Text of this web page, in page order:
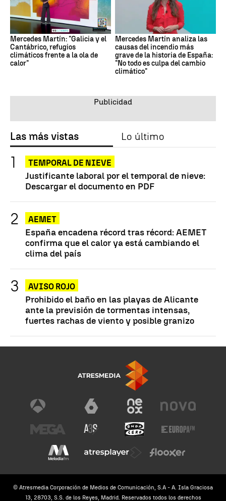
Mercedes Martín: "Galicia y el
Cantábrico, refugios
climáticos frente a la ola de
calor"
Mercedes Martín analiza las
causas del incendio más
grave de la historia de España:
"No todo es culpa del cambio
climático"
Las más vistas Lo último
TEMPORAL DE NIEVE
Justificante laboral por el temporal de nieve:
Descargar el documento en PDF
AEMET
España encadena récord tras récord: AEMET
confirma que el calor ya está cambiando el
clima del país
AVISO ROJO
Prohibido el baño en las playas de Alicante
ante la previsión de tormentas intensas,
fuertes rachas de viento y posible granizo
© Atresmedia Corporación de Medios de Comunicación, S.A - A. Isla Graciosa
13, 28703, S.S. de los Reyes, Madrid. Reservados todos los derechos